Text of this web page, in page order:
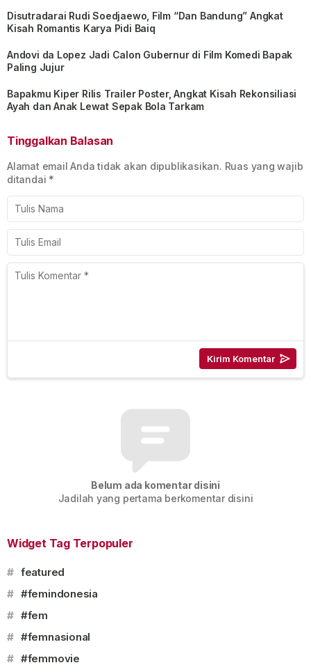
Disutradarai Rudi Soedjaewo, Film “Dan Bandung” Angkat
Kisah Romantis Karya Pidi Baiq
Andovi da Lopez Jadi Calon Gubernur di Film Komedi Bapak
Paling Jujur
Bapakmu Kiper Rilis Trailer Poster, Angkat Kisah Rekonsiliasi
Ayah dan Anak Lewat Sepak Bola Tarkam
Tinggalkan Balasan
Alamat email Anda tidak akan dipublikasikan. Ruas yang wajib
ditandai *
Belum ada komentar disini
Jadilah yang pertama berkomentar disini
Widget Tag Terpopuler
# featured
# #femindonesia
# #fem
# #femnasional
# #femmovie